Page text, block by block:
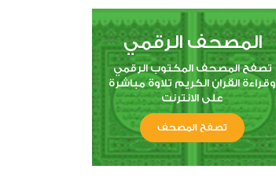
المصحف الرقمي
تصفح المصحف المكتوب الرقمي
وقراءة القران الكريم تلاوة مباشرة
على الانترنت
تصفح المصحف